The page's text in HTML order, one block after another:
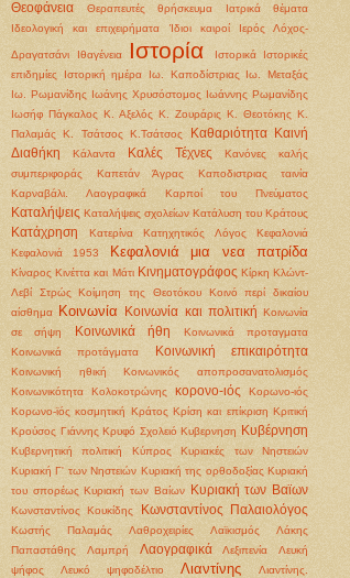
Θεοφάνεια Θεραπευτές θρήσκευμα
Ιατρικά θέματα
Ιδεολογική και επιχειρήματα
Ίδιοι καιροί Ιερός Λόχος-
Δραγατσάνι Ιθαγένεια Ιστορία Ιστορικά
Ιστορικές
επιδημίες
Ιστορική ημέρα Ιω. Καποδίστριας
Ιω. Μεταξάς
Ιω. Ρωμανίδης Ιωάνης Χρυσόστομος Ιωάννης Ρωμανίδης
Ιωσήφ Πάγκαλος Κ. Αξελός Κ. Ζουράρις Κ. Θεοτόκης Κ.
Παλαμάς Κ. Τσάτσος Κ.Τσάτσος Καθαριότητα
Καινή
Διαθήκη
Κάλαντα Καλές Τέχνες
Κανόνες καλής
συμπεριφοράς
Καπετάν Άγρας
Καποδιστριας ταινία
Καρναβάλι. Λαογραφικά
Καρποί του Πνεύματος
Καταλήψεις Καταλήψεις σχολείων Κατάλυση του Κράτους
Κατάχρηση Κατερίνα Κατηχητικός Λόγος
Κεφαλονιά
Κεφαλονιά 1953
Κεφαλονιά μια νεα πατρίδα
Κίναρος Κινέττα και Μάτι Κινηματογράφος Κίρκη Κλώντ-
Λεβί Στρώς
Κοίμηση της Θεοτόκου
Κοινό περί δικαίου
αίσθημα
Κοινωνία Κοινωνία και πολιτική Κοινωνία
σε σήψη
Κοινωνικά ήθη
Κοινωνικά προταγματα
Κοινωνικά προτάγματα
Κοινωνική επικαιρότητα
Κοινωνική ηθική
Κοινωνικός αποπροσανατολισμός
Κοινωνικότητα
Κολοκοτρώνης κορονο-ιός
Κορωνο-ιός
Κορωνο-ϊός κοσμητική Κράτος Κρίση και επίκριση Κριτική
Κρούσος Γιάννης Κρυφό Σχολειό Κυβερνηση Κυβέρνηση
Κυβερνητική πολιτική Κύπρος
Κυριακές των Νηστειών
Κυριακή Γ' των Νηστειών Κυριακή της ορθοδοξίας Κυριακή
του σπορέως Κυριακή των Βαίων Κυριακή των Βαϊων
Κωνσταντίνος Κουκίδης Κωνσταντίνος Παλαιολόγος
Κωστής Παλαμάς Λαθροχειρίες Λαϊκισμός
Λάκης
Παπαστάθης
Λαμπρή Λαογραφικά Λεξιπενία
Λευκή
ψήφος
Λευκό ψηφοδέλτιο Λιαντίνης
Λιαντίνης.